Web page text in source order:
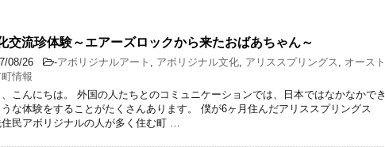
交流珍体験～エアーズロックから来たおばあちゃん～
08/26 -アボリジナルアート , アボリジナル文化, アリススプリングス , オースト
情報
こんにちは。 外国の人たちとのコミュニケーションでは、日本ではなかなかでき
な体験をすることがたくさんあります。 僕が6ヶ月住んだアリススプリングス
住民アボリジナルの人が多く住む町 …